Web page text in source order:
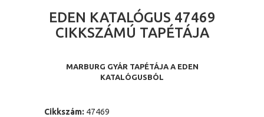
EDEN KATALÓGUS 47469
CIKKSZÁMÚ TAPÉTÁJA
MARBURG GYÁR TAPÉTÁJA A EDEN
KATALÓGUSBÓL
Cikkszám: 47469